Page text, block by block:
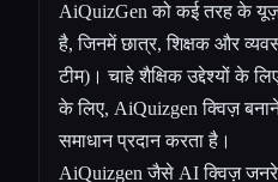
AiQuizGen को कई तरह के
है, जिनमें छात्र, शिक्षक और
टीम)। चाहे शैक्षिक उद्देश्यों के
के लिए, AiQuizgen क्विज़
समाधान प्रदान करता है।
AiQuizgen जैसे AI क्विज़